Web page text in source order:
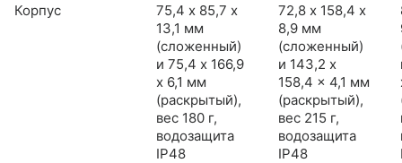
Корпус
75,4 х 85,7 х
13,1 мм
(сложенный)
и 75,4 x 166,9
x 6,1 мм
(раскрытый),
вес 180 г,
водозащита
IP48
72,8 х 158,4 х
8,9 мм
(сложенный)
и 143,2 x
158,4 x 4,1 мм
(раскрытый),
вес 215 г,
водозащита
IP48